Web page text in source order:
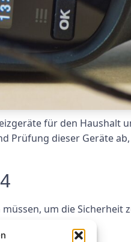
für den Haushalt
Prüfung dieser Geräte
um die Sicherheit